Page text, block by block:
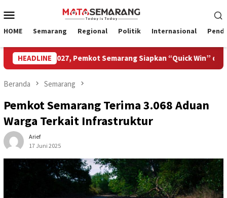
ke
Mobile
HOME Semarang Regional Politik Internasional
HEADLINE
2027, Pemkot Semarang Siapkan “Quick Win” dan Temu
Beranda Semarang
Pemkot Semarang Terima 3.068 Aduan
Warga Terkait Infrastruktur
Arief
17 Juni 2025